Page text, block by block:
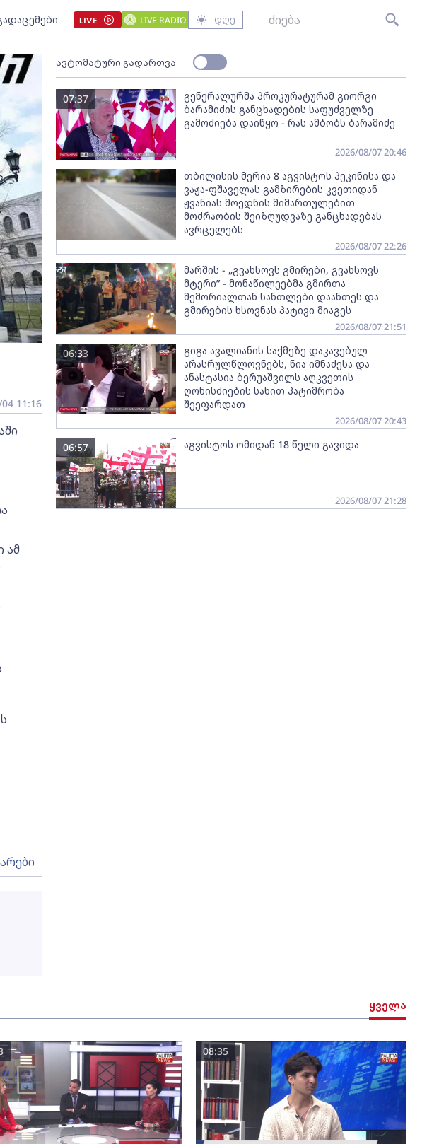
LIVE LIVE RADIO დღე
11:16
ამ
ავტომატური გადართვა
გენერალურმა პროკურატურამ გიორგი
ბარამიძის განცხადების საფუძველზე
გამოძიება დაიწყო - რას ამბობს ბარამიძე
07:37
2026/08/07 20:46
თბილისის მერია 8 აგვისტოს პეკინისა და
ვაჟა-ფშაველას გამზირების კვეთიდან
ჟვანიას მოედნის მიმართულებით
მოძრაობის შეიზღუდვაზე განცხადებას
ავრცელებს
2026/08/07 22:26
მარშის - „გვახსოვს გმირები, გვახსოვს
მტერი” - მონაწილეებმა გმირთა
მემორიალთან სანთლები დაანთეს და
გმირების ხსოვნას პატივი მიაგეს
2026/08/07 21:51
გიგა ავალიანის საქმეზე დაკავებულ
არასრულწლოვნებს, ნია იმნაძესა და
ანასტასია ბერუაშვილს აღკვეთის
ღონისძიების სახით პატიმრობა
შეეფარდათ
06:33
2026/08/07 20:43
აგვისტოს ომიდან 18 წელი გავიდა
06:57
2026/08/07 21:28
ყველა
08:35